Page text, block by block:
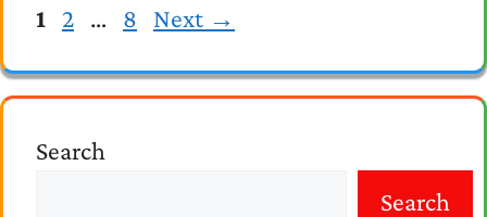
Page
1 Page
2 … Page
8 Next →
Search
Search